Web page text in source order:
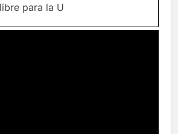
libre para la U